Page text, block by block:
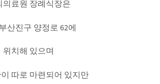
의료원 장례식장은
산진구 양정로 62에
위치해 있으며
따로 마련되어 있지만